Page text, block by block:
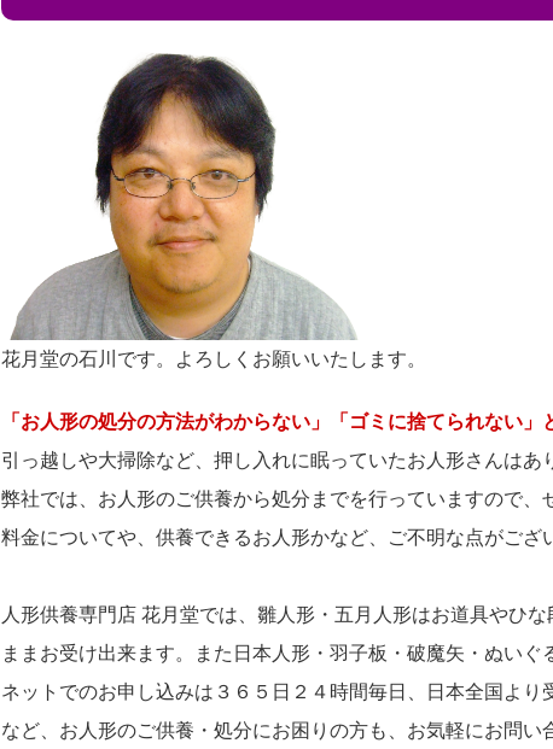
花月堂の石川です。よろしくお願いいたします。
「お人形の処分の方法がわからない」「ゴミに捨てられない」
引っ越しや大掃除など、押し入れに眠っていたお人形さんはあ
弊社では、お人形のご供養から処分までを行っていますので、
料金についてや、供養できるお人形かなど、ご不明な点がござ
人形供養専門店 花月堂では、雛人形・五月人形はお道具やひ
ままお受け出来ます。また日本人形・羽子板・破魔矢・ぬいぐ
ネットでのお申し込みは３６５日２４時間毎日、日本全国よ
など、お人形のご供養・処分にお困りの方も、お気軽にお問い